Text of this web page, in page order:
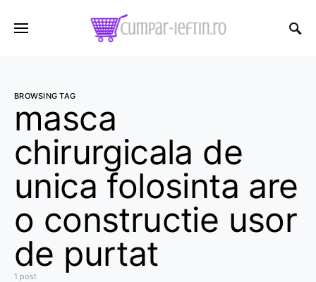
BROWSING TAG
masca
chirurgicala de
unica folosinta are
o constructie usor
de purtat
1 post